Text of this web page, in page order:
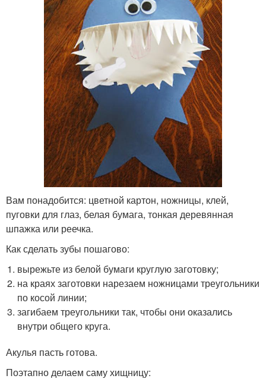
Вам понадобится: цветной картон, ножницы, клей,
пуговки для глаз, белая бумага, тонкая деревянная
шпажка или реечка.
Как сделать зубы пошагово:
вырежьте из белой бумаги круглую заготовку;
на краях заготовки нарезаем ножницами треугольники
по косой линии;
загибаем треугольники так, чтобы они оказались
внутри общего круга.
Акулья пасть готова.
Поэтапно делаем саму хищницу: